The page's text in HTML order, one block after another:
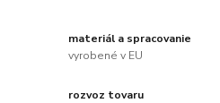
materiál a spracovanie
vyrobené v EU
rozvoz tovaru